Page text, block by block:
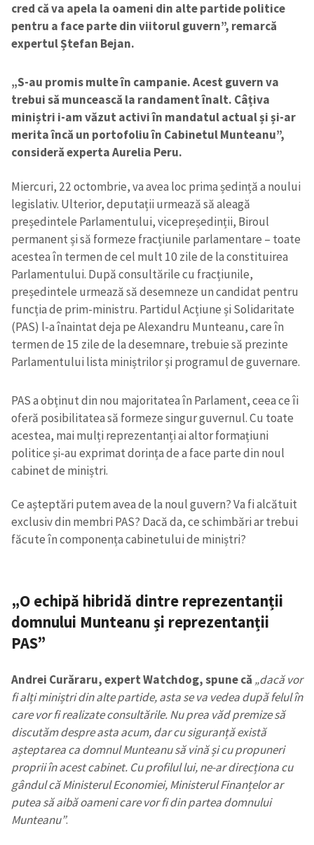
cred că va apela la oameni din alte partide politice
pentru a face parte din viitorul guvern”, remarcă
expertul Ștefan Bejan.
„S-au promis multe în campanie. Acest guvern va
trebui să muncească la randament înalt. Câțiva
miniștri i-am văzut activi în mandatul actual și și-ar
merita încă un portofoliu în Cabinetul Munteanu”,
consideră experta Aurelia Peru.
Miercuri, 22 octombrie, va avea loc prima ședință a noului
legislativ. Ulterior, deputații urmează să aleagă
președintele Parlamentului, vicepreședinții, Biroul
permanent și să formeze fracțiunile parlamentare – toate
acestea în termen de cel mult 10 zile de la constituirea
Parlamentului. După consultările cu fracțiunile,
președintele urmează să desemneze un candidat pentru
funcția de prim-ministru. Partidul Acțiune și Solidaritate
(PAS) l-a înaintat deja pe Alexandru Munteanu, care în
termen de 15 zile de la desemnare, trebuie să prezinte
Parlamentului lista miniștrilor și programul de guvernare.
PAS a obținut din nou majoritatea în Parlament, ceea ce îi
oferă posibilitatea să formeze singur guvernul. Cu toate
acestea, mai mulți reprezentanți ai altor formațiuni
politice și-au exprimat dorința de a face parte din noul
cabinet de miniștri.
Ce așteptări putem avea de la noul guvern? Va fi alcătuit
exclusiv din membri PAS? Dacă da, ce schimbări ar trebui
făcute în componența cabinetului de miniștri?
„O echipă hibridă dintre reprezentanții
domnului Munteanu și reprezentanții
PAS”
Andrei Curăraru, expert Watchdog, spune că „dacă vor
fi alți miniștri din alte partide, asta se va vedea după felul în
care vor fi realizate consultările. Nu prea văd premize să
discutăm despre asta acum, dar cu siguranță există
așteptarea ca domnul Munteanu să vină și cu propuneri
proprii în acest cabinet. Cu profilul lui, ne-ar direcționa cu
gândul că Ministerul Economiei, Ministerul Finanțelor ar
putea să aibă oameni care vor fi din partea domnului
Munteanu”.